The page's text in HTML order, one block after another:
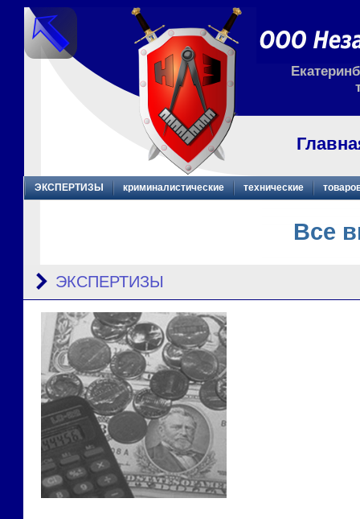
ЭКСПЕРТИЗЫ криминалистические технические
Все
ЭКСПЕРТИЗЫ